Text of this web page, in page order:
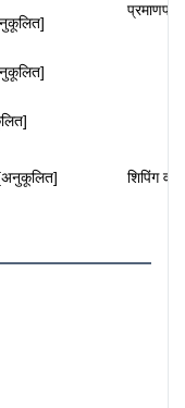
प्रमाणपत्र
शिपिंग